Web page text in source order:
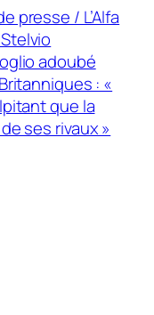
presse / L’Alfa
adoubé
: «
que la
ses rivaux »